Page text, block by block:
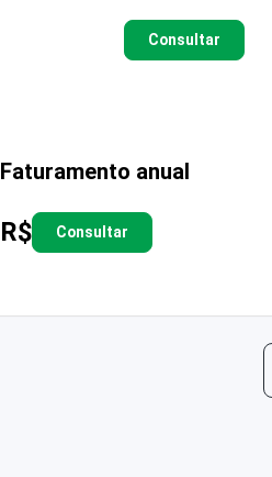
Consultar
Faturamento anual
R$ Consultar